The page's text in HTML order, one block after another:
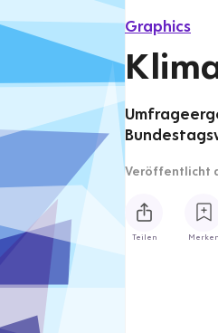
Graphics
Veröffentlicht
Teilen Merken